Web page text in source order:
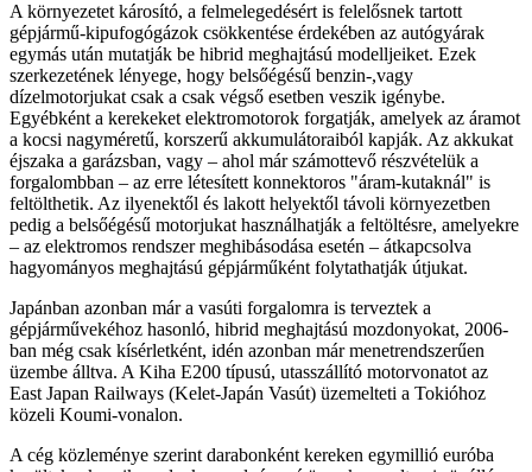
A környezetet károsító, a felmelegedésért is felelősnek tartott
gépjármű-kipufogógázok csökkentése érdekében az autógyárak
egymás után mutatják be hibrid meghajtású modelljeiket. Ezek
szerkezetének lényege, hogy belsőégésű benzin-,vagy
dízelmotorjukat csak a csak végső esetben veszik igénybe.
Egyébként a kerekeket elektromotorok forgatják, amelyek az áramot
a kocsi nagyméretű, korszerű akkumulátoraiból kapják. Az akkukat
éjszaka a garázsban, vagy – ahol már számottevő részvételük a
forgalombban – az erre létesített konnektoros "áram-kutaknál" is
feltölthetik. Az ilyenektől és lakott helyektől távoli környezetben
pedig a belsőégésű motorjukat használhatják a feltöltésre, amelyekre
– az elektromos rendszer meghibásodása esetén – átkapcsolva
hagyományos meghajtású gépjárműként folytathatják útjukat.
Japánban azonban már a vasúti forgalomra is terveztek a
gépjárművekéhoz hasonló, hibrid meghajtású mozdonyokat, 2006-
ban még csak kísérletként, idén azonban már menetrendszerűen
üzembe álltva. A Kiha E200 típusú, utasszállító motorvonatot az
East Japan Railways (Kelet-Japán Vasút) üzemelteti a Tokióhoz
közeli Koumi-vonalon.
A cég közleménye szerint darabonként kereken egymillió euróba